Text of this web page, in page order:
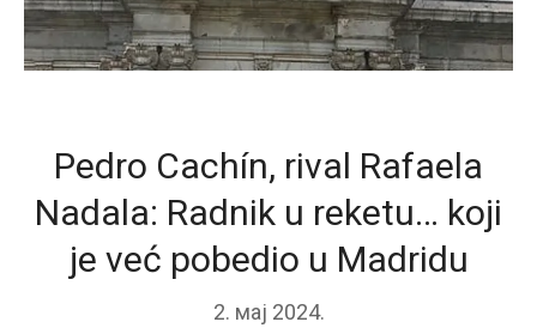
Pedro Cachín, rival Rafaela
Nadala: Radnik u reketu… koji
je već pobedio u Madridu
2. мај 2024.